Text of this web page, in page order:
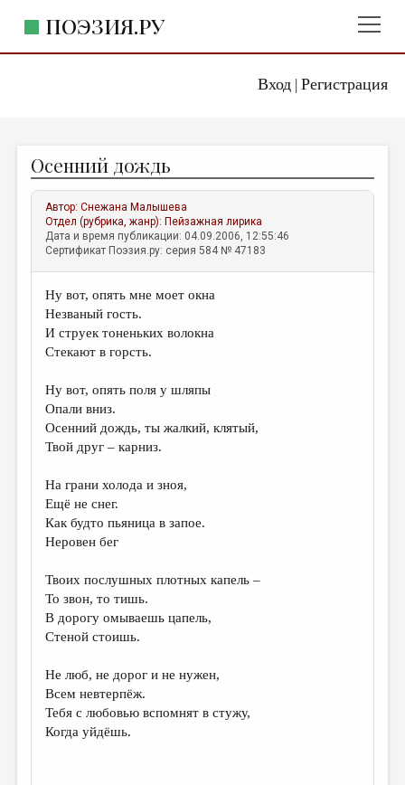
Вход| Регистрация
ПОЭЗИЯ.РУ
ЖАНРЫ
АВТОРЫ
КОММЕНТАРИИ
ЛИТСАЛОН
НОВОСТИ
ПРАВИЛА САЙТА
ИЗБРАННОЕ
ДАЙДЖЕСТ
ПЕРЕВОДЫ
КОНКУРСЫ
КНИЖНАЯ ПОЛКА
ОБЗОР ЛИТЕРАТУРЫ
ОБЪЯВЛЕНИЯ
КОЛОНКА РЕДАКТОРА
Осенний дождь
Автор:Снежана Малышева
Отдел (рубрика, жанр): Пейзажная лирика
Дата и время публикации: 04.09.2006, 12:55:46
Сертификат Поэзия.ру: серия 584 № 47183
Ну вот, опять мне моет окна
Незваный гость.
И струек тоненьких волокна
Стекают в горсть.
Ну вот, опять поля у шляпы
Опали вниз.
Осенний дождь, ты жалкий, клятый,
Твой друг – карниз.
На грани холода и зноя,
Ещё не снег.
Как будто пьяница в запое.
Неровен бег
Твоих послушных плотных капель –
То звон, то тишь.
В дорогу омываешь цапель,
Стеной стоишь.
Не люб, не дорог и не нужен,
Всем невтерпёж.
Тебя с любовью вспомнят в стужу,
Когда уйдёшь.